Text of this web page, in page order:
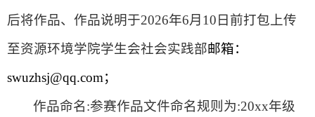
后将作品、作品说明于2026年6月10日前打包上传
至资源环境学院学生会社会实践部邮箱：
swuzhsj@qq.com；
作品命名:参赛作品文件命名规则为:20xx年级